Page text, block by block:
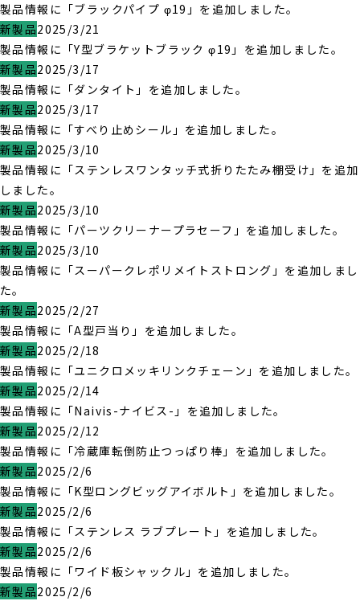
製品情報に「ブラックパイプ φ19」を追加しました。
新製品2025/3/21
製品情報に「Y型ブラケットブラック φ19」を追加しました。
新製品2025/3/17
製品情報に「ダンタイト」を追加しました。
新製品2025/3/17
製品情報に「すべり止めシール」を追加しました。
新製品2025/3/10
製品情報に「ステンレスワンタッチ式折りたたみ棚受け」を追加
しました。
新製品2025/3/10
製品情報に「パーツクリーナープラセーフ」を追加しました。
新製品2025/3/10
製品情報に「スーパークレポリメイトストロング」を追加しまし
た。
新製品2025/2/27
製品情報に「A型戸当り」を追加しました。
新製品2025/2/18
製品情報に「ユニクロメッキリンクチェーン」を追加しました。
新製品2025/2/14
製品情報に「Naivis-ナイビス-」を追加しました。
新製品2025/2/12
製品情報に「冷蔵庫転倒防止つっぱり棒」を追加しました。
新製品2025/2/6
製品情報に「K型ロングビッグアイボルト」を追加しました。
新製品2025/2/6
製品情報に「ステンレス ラブプレート」を追加しました。
新製品2025/2/6
製品情報に「ワイド板シャックル」を追加しました。
新製品2025/2/6